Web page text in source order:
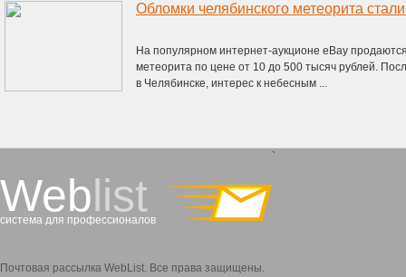
Обломки челябинского метеорита
На популярном интернет-аукционе eBay
метеорита по цене от 10 до 500 тысяч рублей.
в Челябинске, интерес к небесным ...
Weblist
система для профессионалов
`
Почтовая рассылка WebList. Все права защищены.